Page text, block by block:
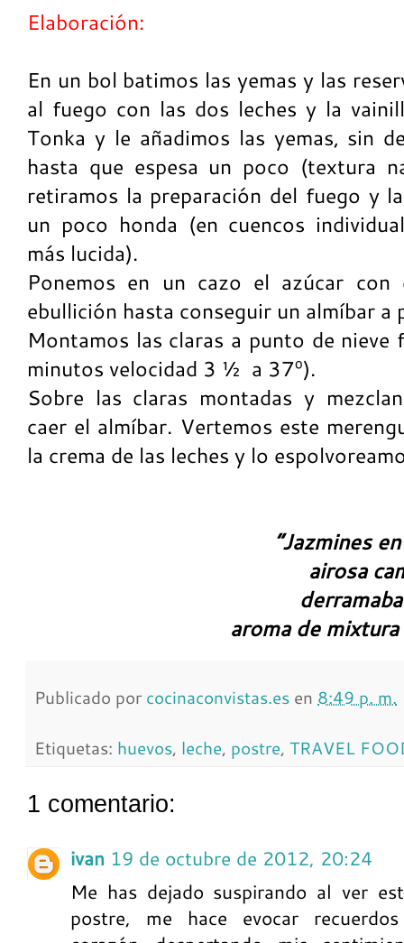
Elaboración:
En un bol batimos las yemas y las
al fuego con las dos leches y la
Tonka y le añadimos las yemas, sin
hasta que espesa un poco (textura
retiramos la preparación del fuego y
un poco honda (en cuencos
más lucida).
Ponemos en un cazo el azúcar
ebullición hasta conseguir un almíbar a
Montamos las claras a punto de
minutos velocidad 3 ½ a 37º).
Sobre las claras montadas y
caer el almíbar. Vertemos este
la crema de las leches y lo
“Jazmines
airosa
aroma de mixtura
Publicado por cocinaconvistas.es en 8:49 p. m.
Etiquetas: huevos, leche, postre, TRAVEL
1 comentario:
ivan 19 de octubre de 2012, 20:24
Me has dejado suspirando al ver
postre, me hace evocar